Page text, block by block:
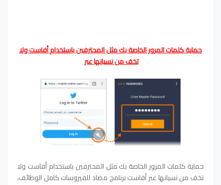
حماية كلمات المرور الخاصة بك مثل المحترفين باستخدام أفاست ولا
تخف من نسيانها عبر
حماية كلمات المرور الخاصة بك مثل المحترفين باستخدام أفاست ولا
تخف من نسيانها عبر أفاست برنامج مضاد للفيروسات كامل الوظائف،